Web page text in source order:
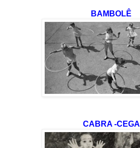
BAMBOLÊ
CABRA -CEGA